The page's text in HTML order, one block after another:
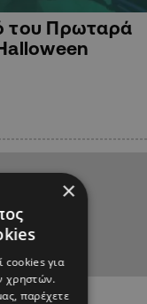
του Πρωταρά
×
cookies για
χρηστών.
παρέχετε